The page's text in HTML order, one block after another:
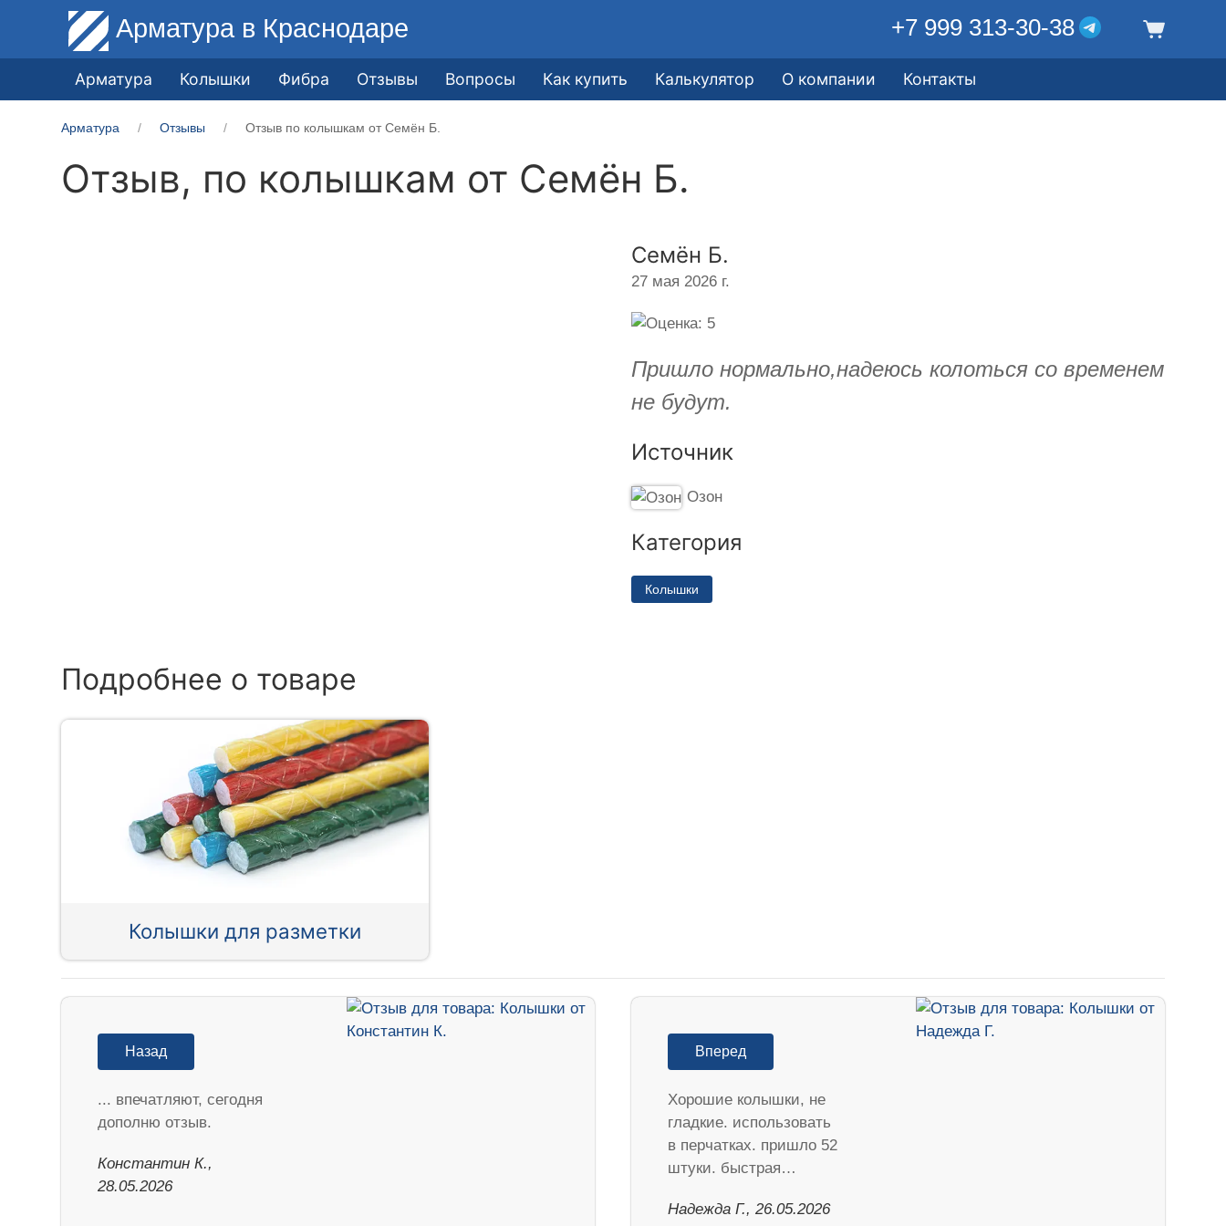
Арматура в Краснодаре +7 999 313-30-38
Арматура Колышки Фибра Отзывы Вопросы Как купить Калькулятор О компании Контакты
Арматура Отзывы Отзыв по колышкам от Семён Б.
Отзыв, по колышкам от Семён Б.
Семён Б.
27 мая 2026 г.
Пришло нормально,надеюсь колоться со временем
не будут.
Источник
Озон
Категория
Колышки
Подробнее о товаре
Колышки для разметки
Назад
... впечатляют, сегодня
дополню отзыв.
Константин К.,
28.05.2026
Вперед
Хорошие колышки, не
гладкие. использовать
в перчатках. пришло 52
штуки. быстрая…
Надежда Г., 26.05.2026